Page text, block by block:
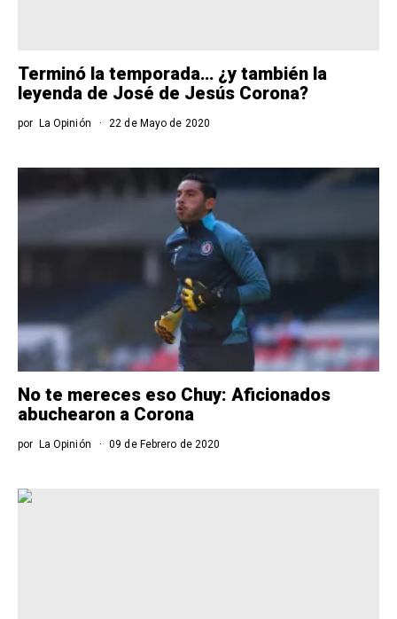
Terminó la temporada… ¿y también la
leyenda de José de Jesús Corona?
por La Opinión 22 de Mayo de 2020
No te mereces eso Chuy: Aficionados
abuchearon a Corona
por La Opinión 09 de Febrero de 2020